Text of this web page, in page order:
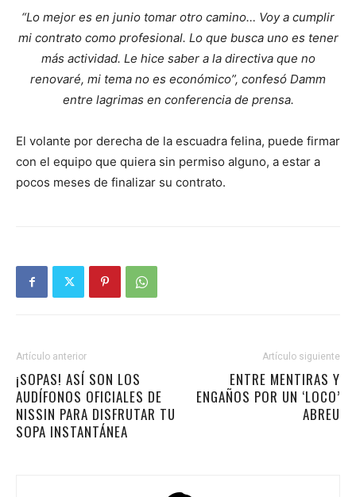
“Lo mejor es en junio tomar otro camino… Voy a cumplir
mi contrato como profesional. Lo que busca uno es tener
más actividad. Le hice saber a la directiva que no
renovaré, mi tema no es económico”, confesó Damm
entre lagrimas en conferencia de prensa.
El volante por derecha de la escuadra felina, puede firmar
con el equipo que quiera sin permiso alguno, a estar a
pocos meses de finalizar su contrato.
Artículo anterior
¡SOPAS! ASÍ SON LOS
AUDÍFONOS OFICIALES DE
NISSIN PARA DISFRUTAR TU
SOPA INSTANTÁNEA
Artículo siguiente
ENTRE MENTIRAS Y
ENGAÑOS POR UN ‘LOCO’
ABREU